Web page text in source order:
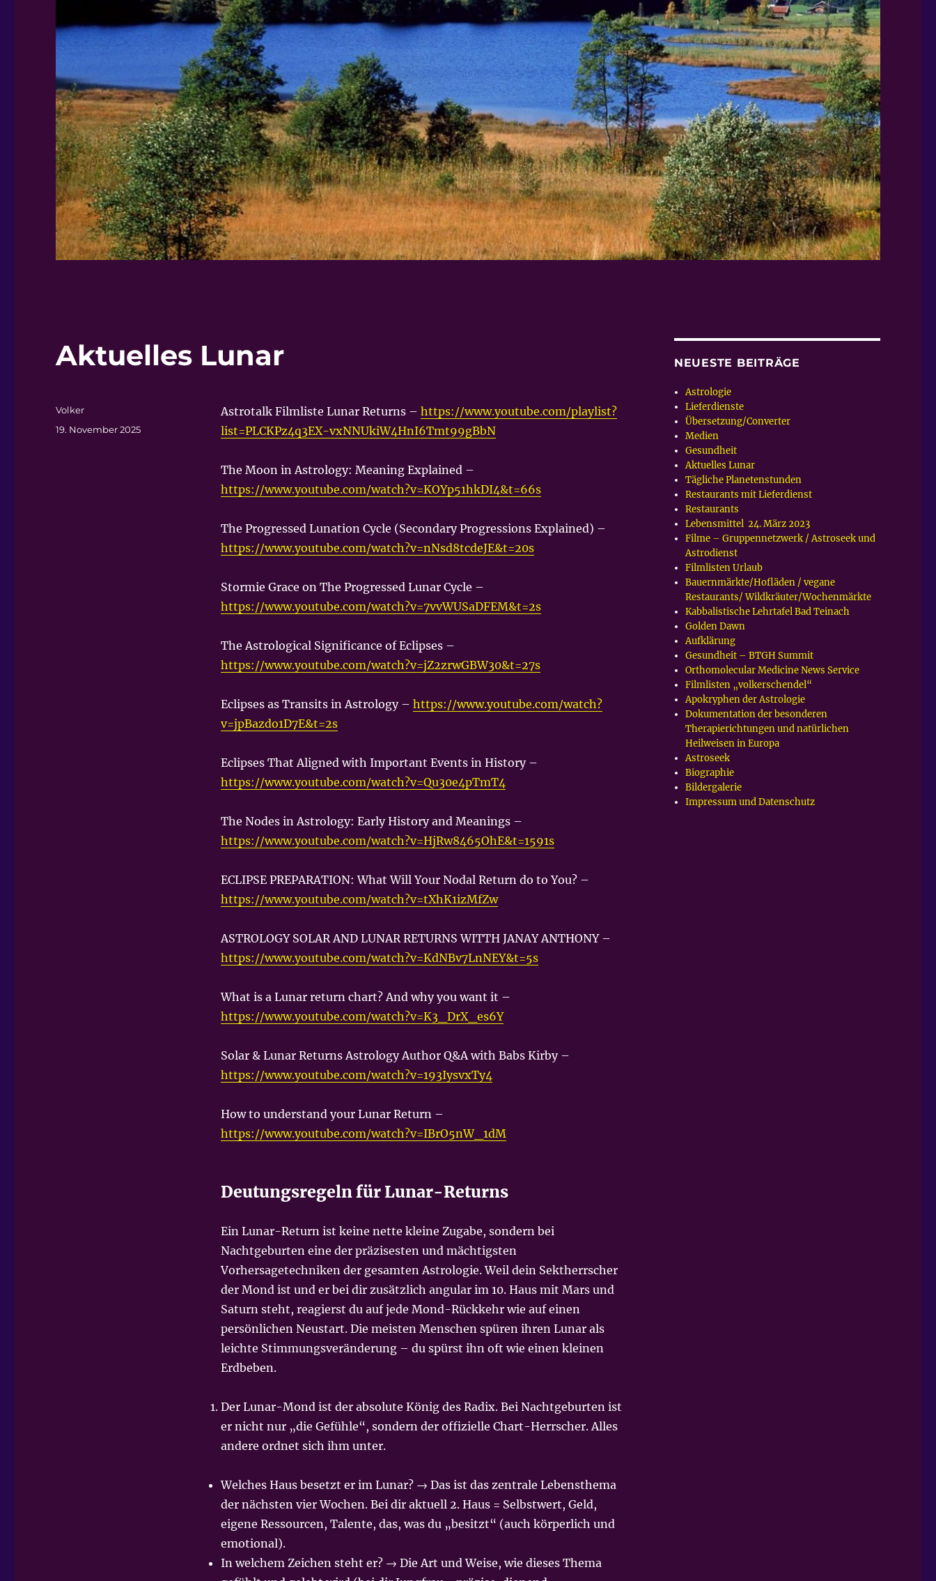
Aktuelles Lunar
Astrotalk Filmliste Lunar Returns – https://www.youtube.com/playlist?
list=PLCKPz4q3EX-vxNNUkiW4HnI6Tmt99gBbN
The Moon in Astrology: Meaning Explained –
https://www.youtube.com/watch?v=KOYp51hkDI4&t=66s
The Progressed Lunation Cycle (Secondary Progressions Explained) –
https://www.youtube.com/watch?v=nNsd8tcdeJE&t=20s
Stormie Grace on The Progressed Lunar Cycle –
https://www.youtube.com/watch?v=7vvWUSaDFEM&t=2s
The Astrological Significance of Eclipses –
https://www.youtube.com/watch?v=jZ2zrwGBW30&t=27s
Eclipses as Transits in Astrology – https://www.youtube.com/watch?
v=jpBazdo1D7E&t=2s
Eclipses That Aligned with Important Events in History –
https://www.youtube.com/watch?v=Qu30e4pTmT4
The Nodes in Astrology: Early History and Meanings –
https://www.youtube.com/watch?v=HjRw8465OhE&t=1591s
ECLIPSE PREPARATION: What Will Your Nodal Return do to You? –
https://www.youtube.com/watch?v=tXhK1izMfZw
ASTROLOGY SOLAR AND LUNAR RETURNS WITTH JANAY ANTHONY –
https://www.youtube.com/watch?v=KdNBv7LnNEY&t=5s
What is a Lunar return chart? And why you want it –
https://www.youtube.com/watch?v=K3_DrX_es6Y
Solar & Lunar Returns Astrology Author Q&A with Babs Kirby –
https://www.youtube.com/watch?v=193IysvxTy4
How to understand your Lunar Return –
https://www.youtube.com/watch?v=IBrO5nW_1dM
Deutungsregeln für Lunar-Returns
Ein Lunar-Return ist keine nette kleine Zugabe, sondern bei
Nachtgeburten eine der präzisesten und mächtigsten
Vorhersagetechniken der gesamten Astrologie. Weil dein Sektherrscher
der Mond ist und er bei dir zusätzlich angular im 10. Haus mit Mars und
Saturn steht, reagierst du auf jede Mond-Rückkehr wie auf einen
persönlichen Neustart. Die meisten Menschen spüren ihren Lunar als
leichte Stimmungsveränderung – du spürst ihn oft wie einen kleinen
Erdbeben.
Der Lunar-Mond ist der absolute König des Radix. Bei Nachtgeburten ist
er nicht nur „die Gefühle“, sondern der offizielle Chart-Herrscher. Alles
andere ordnet sich ihm unter.
Welches Haus besetzt er im Lunar? → Das ist das zentrale Lebensthema
der nächsten vier Wochen. Bei dir aktuell 2. Haus = Selbstwert, Geld,
eigene Ressourcen, Talente, das, was du „besitzt“ (auch körperlich und
emotional).
In welchem Zeichen steht er? → Die Art und Weise, wie dieses Thema
Autor
Volker
Veröffentlicht
19. November 2025
NEUESTE BEITRÄGE
Astrologie
Lieferdienste
Übersetzung/Converter
Medien
Gesundheit
Aktuelles Lunar
Tägliche Planetenstunden
Restaurants mit Lieferdienst
Restaurants
Lebensmittel 24. März 2023
Filme – Gruppennetzwerk / Astroseek und
Astrodienst
Filmlisten Urlaub
Bauernmärkte/Hofläden / vegane
Restaurants/ Wildkräuter/Wochenmärkte
Kabbalistische Lehrtafel Bad Teinach
Golden Dawn
Aufklärung
Gesundheit – BTGH Summit
Orthomolecular Medicine News Service
Filmlisten „volkerschendel“
Apokryphen der Astrologie
Dokumentation der besonderen
Therapierichtungen und natürlichen
Heilweisen in Europa
Astroseek
Biographie
Bildergalerie
Impressum und Datenschutz